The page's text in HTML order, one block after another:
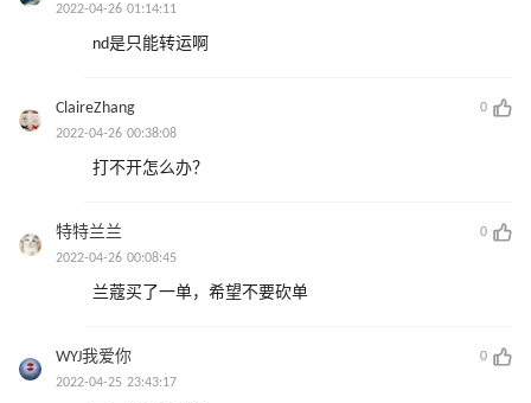
2022-04-26 01:14:11
nd是只能转运啊
ClaireZhang
0
2022-04-26 00:38:08
打不开怎么办？
特特兰兰
0
2022-04-26 00:08:45
兰蔻买了一单，希望不要砍单
WYJ我爱你
0
2022-04-25 23:43:17